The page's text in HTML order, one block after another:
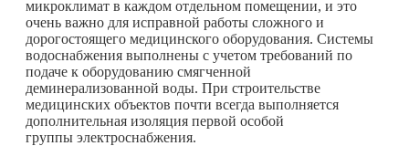
микроклимат в каждом отдельном помещении, и это
очень важно для исправной работы сложного и
дорогостоящего медицинского оборудования. Системы
водоснабжения выполнены с учетом требований по
подаче к оборудованию смягченной
деминерализованной воды. При строительстве
медицинских объектов почти всегда выполняется
дополнительная изоляция первой особой
группы электроснабжения.